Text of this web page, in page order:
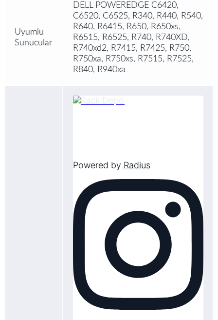
Uyumlu
Sunucular
DELL POWEREDGE C6420,
C6520, C6525, R340, R440, R540,
R640, R6415, R650, R650xs,
R6515, R6525, R740, R740XD,
R740xd2, R7415, R7425, R750,
R750xa, R750xs, R7515, R7525,
R840, R940xa
Powered by Radius